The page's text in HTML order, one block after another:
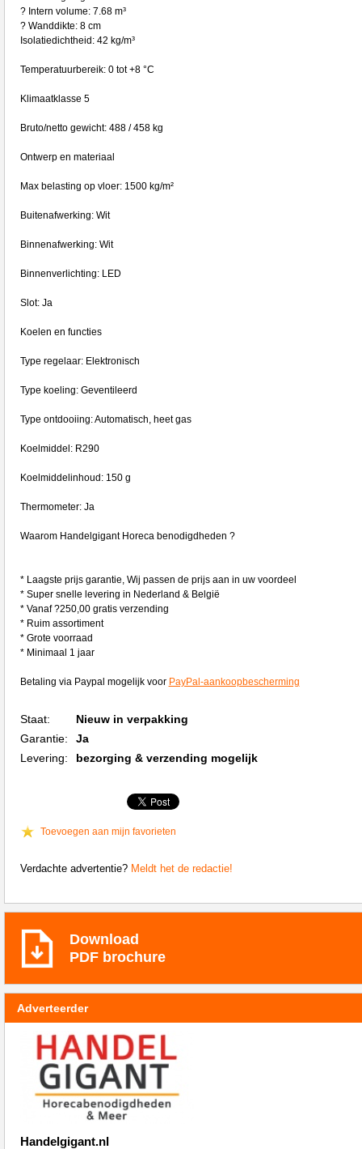
? Intern volume: 7.68 m³
? Wanddikte: 8 cm
Isolatiedichtheid: 42 kg/m³
Temperatuurbereik: 0 tot +8 °C
Klimaatklasse 5
Bruto/netto gewicht: 488 / 458 kg
Ontwerp en materiaal
Max belasting op vloer: 1500 kg/m²
Buitenafwerking: Wit
Binnenafwerking: Wit
Binnenverlichting: LED
Slot: Ja
Koelen en functies
Type regelaar: Elektronisch
Type koeling: Geventileerd
Type ontdooiing: Automatisch, heet gas
Koelmiddel: R290
Koelmiddelinhoud: 150 g
Thermometer: Ja
Waarom Handelgigant Horeca benodigdheden ?
* Laagste prijs garantie, Wij passen de prijs aan in uw voordeel
* Super snelle levering in Nederland & België
* Vanaf ?250,00 gratis verzending
* Ruim assortiment
* Grote voorraad
* Minimaal 1 jaar
Betaling via Paypal mogelijk voor PayPal-aankoopbescherming
Staat:
Nieuw in verpakking
Garantie:
Ja
Levering:
bezorging & verzending mogelijk
Toevoegen aan mijn favorieten
Verdachte advertentie? Meldt het de redactie!
Download
PDF brochure
Adverteerder
Handelgigant.nl